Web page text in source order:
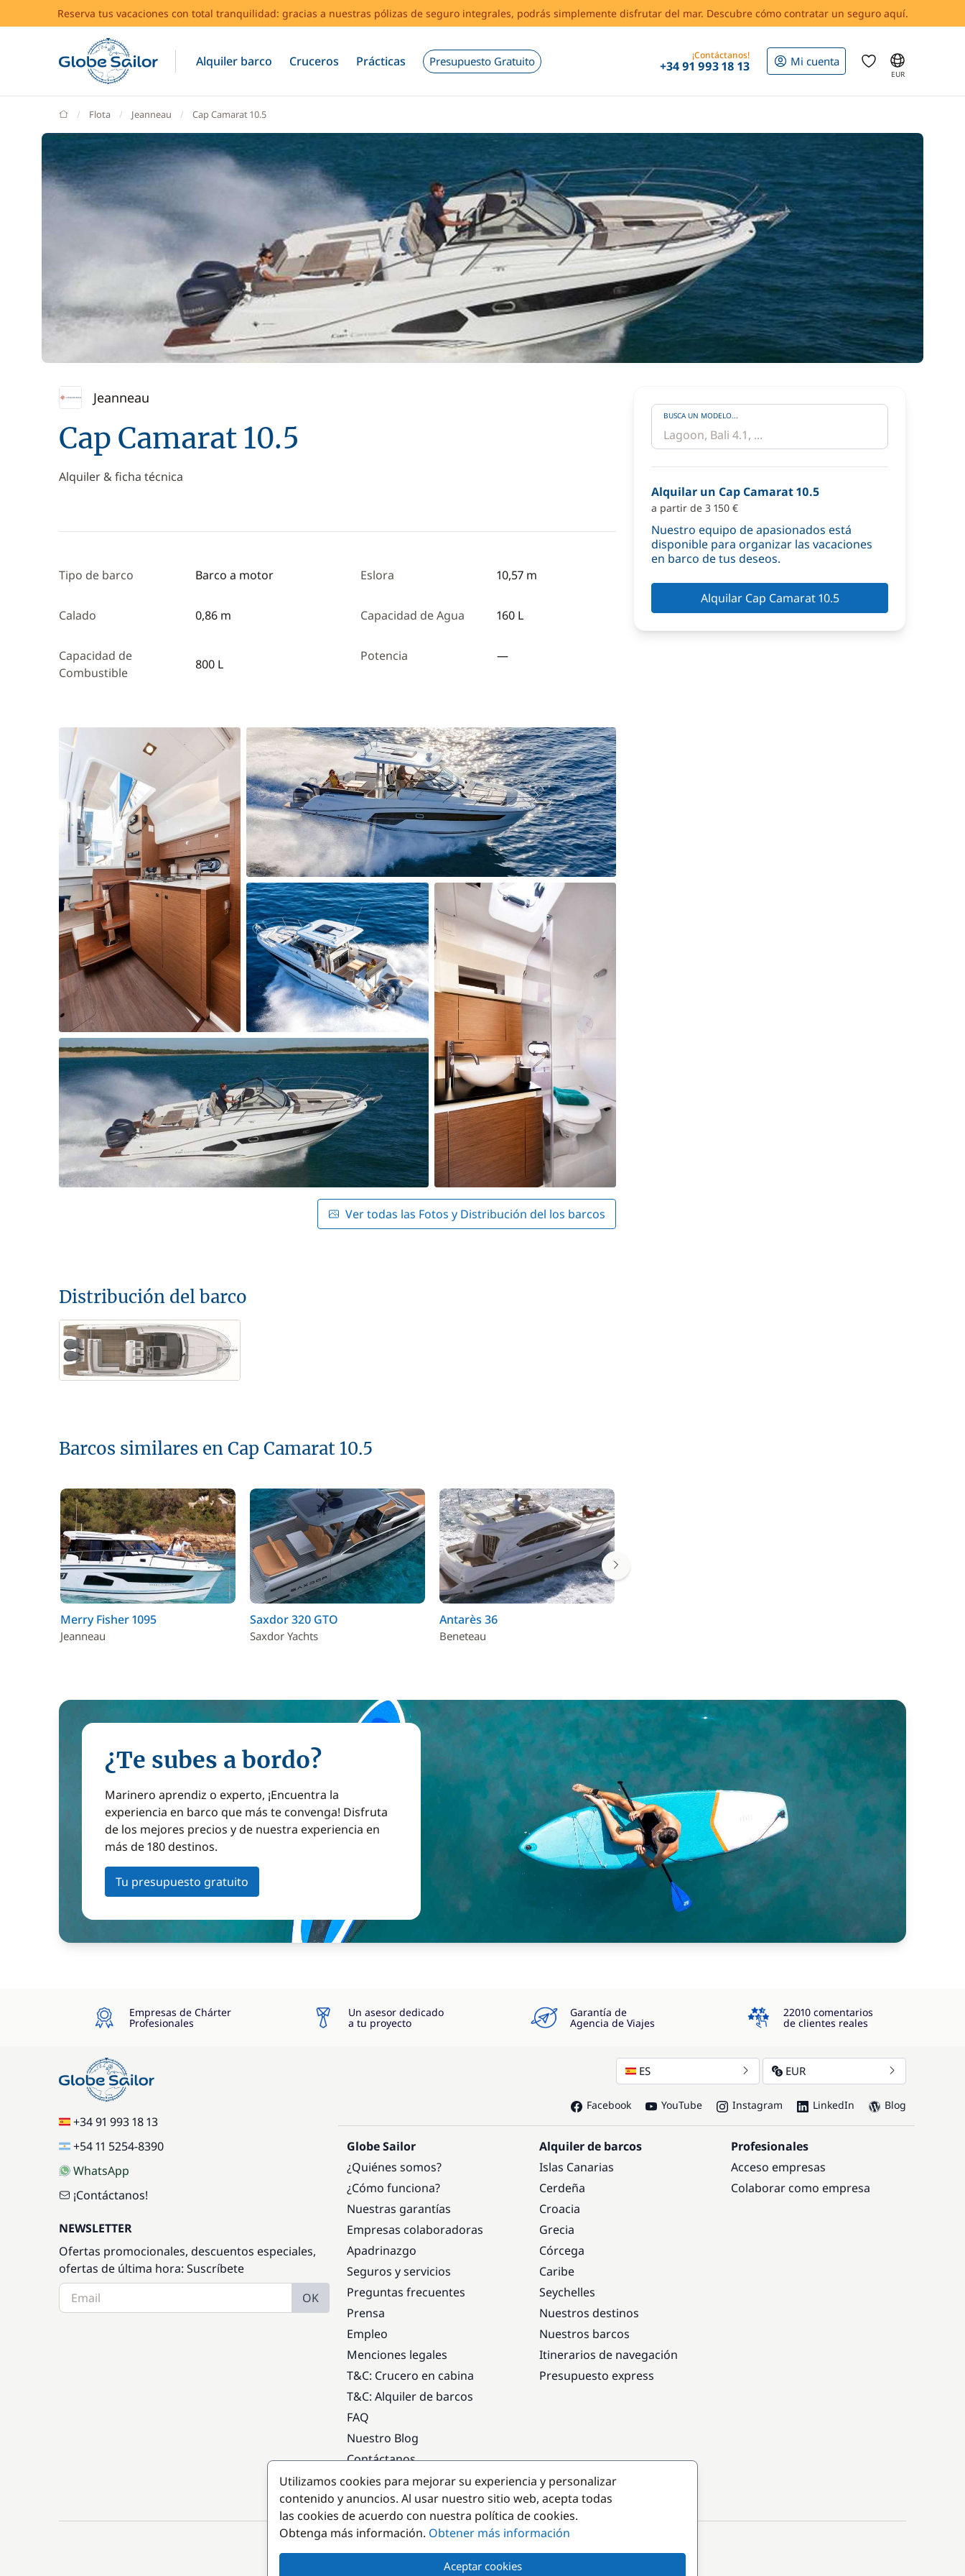
Reserva tus vacaciones con total tranquilidad: gracias a nuestras pólizas de seguro integrales, podrás simplemente disfrutar del mar. Descubre cómo contratar un seguro aquí.
Alquiler barco Cruceros Prácticas Presupuesto Gratuito ¡Contáctanos!
+34 91 993 18 13 Mi cuenta
EUR
GlobeSailor
Flota Jeanneau Cap Camarat 10.5
Jeanneau
Cap Camarat 10.5
Alquiler & ficha técnica
Tipo de barco Barco a motor Eslora 10,57 m
Calado 0,86 m Capacidad de Agua 160 L
Capacidad de
Combustible
800 L
Potencia —
Ver todas las Fotos y Distribución del los barcos
Distribución del barco
Barcos similares en Cap Camarat 10.5
Merry Fisher 1095
Jeanneau
Saxdor 320 GTO
Saxdor Yachts
Antarès 36
Beneteau
BUSCA UN MODELO...
Alquilar un Cap Camarat 10.5
a partir de 3 150 €
Nuestro equipo de apasionados está
disponible para organizar las vacaciones
en barco de tus deseos.
Alquilar Cap Camarat 10.5
¿Te subes a bordo?
Marinero aprendiz o experto, ¡Encuentra la
experiencia en barco que más te convenga! Disfruta
de los mejores precios y de nuestra experiencia en
más de 180 destinos.
Tu presupuesto gratuito
Empresas de Chárter
Profesionales
Un asesor dedicado
a tu proyecto
Garantía de
Agencia de Viajes
4.3
22010 comentarios
de clientes reales
+34 91 993 18 13
+54 11 5254-8390
WhatsApp
¡Contáctanos!
NEWSLETTER
Ofertas promocionales, descuentos especiales,
ofertas de última hora: Suscríbete
OK
ES EUR
Facebook YouTube Instagram LinkedIn Blog
Globe Sailor
¿Quiénes somos?
¿Cómo funciona?
Nuestras garantías
Empresas colaboradoras
Apadrinazgo
Seguros y servicios
Preguntas frecuentes
Prensa
Empleo
Menciones legales
T&C: Crucero en cabina
T&C: Alquiler de barcos
FAQ
Nuestro Blog
Contáctanos
Alquiler de barcos
Islas Canarias
Cerdeña
Croacia
Grecia
Córcega
Caribe
Seychelles
Nuestros destinos
Nuestros barcos
Itinerarios de navegación
Presupuesto express
Profesionales
Acceso empresas
Colaborar como empresa
Destinos populares
Utilizamos cookies para mejorar su experiencia y personalizar
contenido y anuncios. Al usar nuestro sitio web, acepta todas
las cookies de acuerdo con nuestra política de cookies.
Obtenga más información. Obtener más información
Aceptar cookies